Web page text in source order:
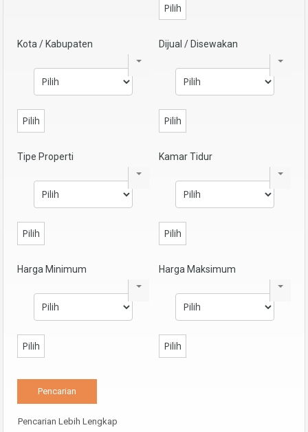
Pilih
Kota / Kabupaten
Pilih
Dijual / Disewakan
Pilih
Tipe Properti
Pilih
Kamar Tidur
Pilih
Harga Minimum
Pilih
Harga Maksimum
Pilih
Pencarian Lebih Lengkap